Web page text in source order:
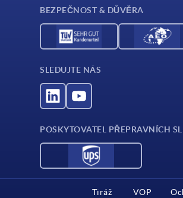
BEZPEČNOST & DŮVĚRA
SLEDUJTE NÁS
POSKYTOVATEL PŘEPRAVNÍCH
Tiráž VOP